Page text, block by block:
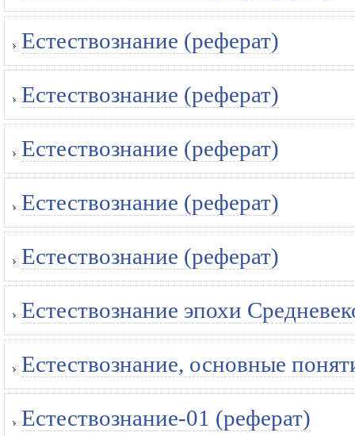
Естествознание (реферат)
Естествознание (реферат)
Естествознание (реферат)
Естествознание (реферат)
Естествознание (реферат)
Естествознание эпохи
Естествознание, основные
Естествознание-01 (реферат)